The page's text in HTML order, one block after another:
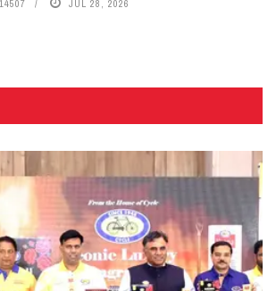
14507 JUL 28, 2026